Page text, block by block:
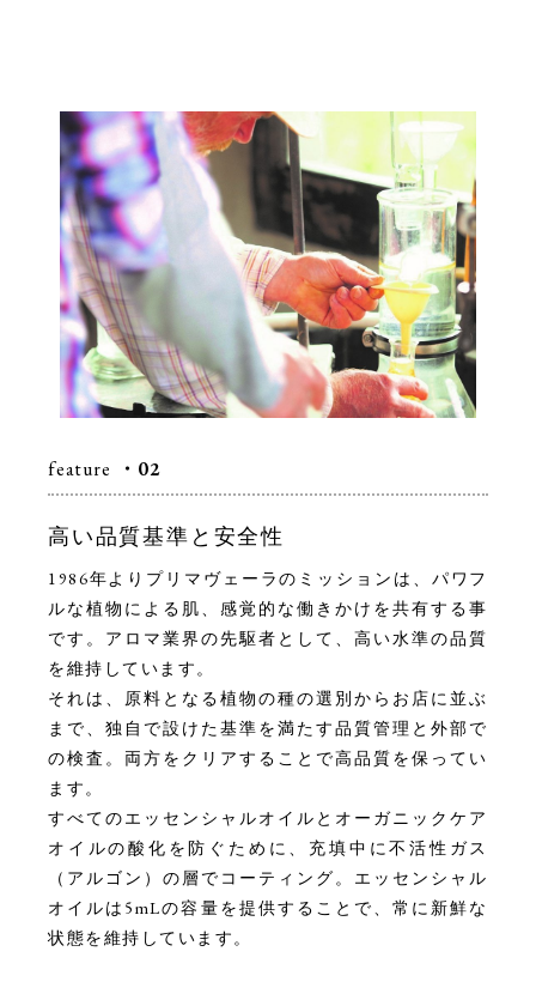
feature ・02
高い品質基準と安全性
1986年よりプリマヴェーラのミッションは、パワフ
ルな植物による肌、感覚的な働きかけを共有する事
です。アロマ業界の先駆者として、高い水準の品質
を維持しています。
それは、原料となる植物の種の選別からお店に並ぶ
まで、独自で設けた基準を満たす品質管理と外部で
の検査。両方をクリアすることで高品質を保ってい
ます。
すべてのエッセンシャルオイルとオーガニックケア
オイルの酸化を防ぐために、充填中に不活性ガス
（アルゴン）の層でコーティング。エッセンシャル
オイルは5mLの容量を提供することで、常に新鮮な
状態を維持しています。